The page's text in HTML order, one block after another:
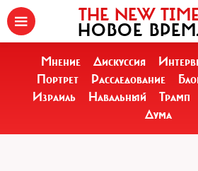
THE NEW
НОВОЕ
Мнение Дискуссия
Портрет
Расследование
Израиль
Навальный Трамп
Дума